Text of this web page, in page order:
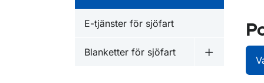
E-tjänster för sjöfart
Blanketter för sjöfart
Undermeny